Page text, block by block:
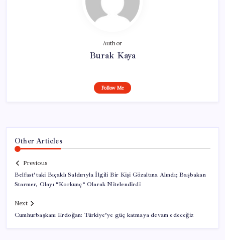
Author
Burak Kaya
Follow Me
Other Articles
Previous
Belfast’taki Bıçaklı Saldırıyla İlgili Bir Kişi Gözaltına Alındı; Başbakan
Starmer, Olayı “Korkunç” Olarak Nitelendirdi
Next
Cumhurbaşkanı Erdoğan: Türkiye’ye güç katmaya devam edeceğiz